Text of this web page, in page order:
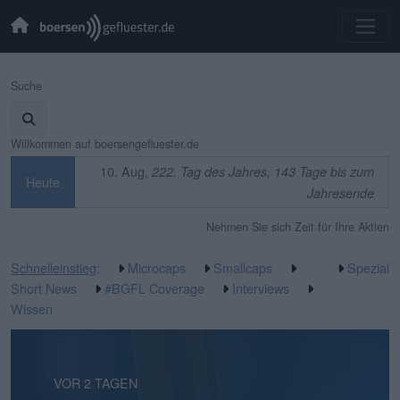
Suche
Willkommen auf boersengefluester.de
Heute
10. Aug, 222. Tag des Jahres, 143 Tage bis zum
Jahresende
Nehmen Sie sich Zeit für Ihre Aktien
Schnelleinstieg: Microcaps
Smallcaps
Short News
#BGFL Coverage
Interviews
Wissen
Spezial
VOR 2 TAGEN
VOR 2 TAGEN
VOR 3 TAGEN
VOR 3 TAGEN
VOR 4 TAGEN
VOR 6 TAGEN
VOR 6 TAGEN
VOR 6 TAGEN
VOR 1 WOCHE
VOR 1 WOCHE
VOR 2 WOCHEN
VOR 2 WOCHEN
VOR 2 WOCHEN
VOR 2 WOCHEN
VOR 3 WOCHEN